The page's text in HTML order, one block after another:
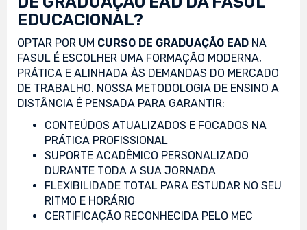
EDUCACIONAL?
OPTAR POR UM CURSO DE GRADUAÇÃO EAD NA
FASUL É ESCOLHER UMA FORMAÇÃO MODERNA,
PRÁTICA E ALINHADA ÀS DEMANDAS DO MERCADO
DE TRABALHO. NOSSA METODOLOGIA DE ENSINO A
DISTÂNCIA É PENSADA PARA GARANTIR:
CONTEÚDOS ATUALIZADOS E FOCADOS NA
PRÁTICA PROFISSIONAL
SUPORTE ACADÊMICO PERSONALIZADO
DURANTE TODA A SUA JORNADA
FLEXIBILIDADE TOTAL PARA ESTUDAR NO SEU
RITMO E HORÁRIO
CERTIFICAÇÃO RECONHECIDA PELO MEC